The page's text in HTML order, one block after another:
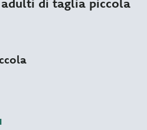
di taglia piccola